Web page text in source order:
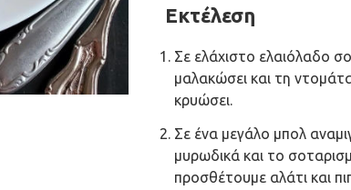
Εκτέλεση
Σε ελάχιστο ελαιόλαδο
μαλακώσει και τη
κρυώσει.
Σε ένα μεγάλο μπολ
μυρωδικά και το
προσθέτουμε αλάτι και